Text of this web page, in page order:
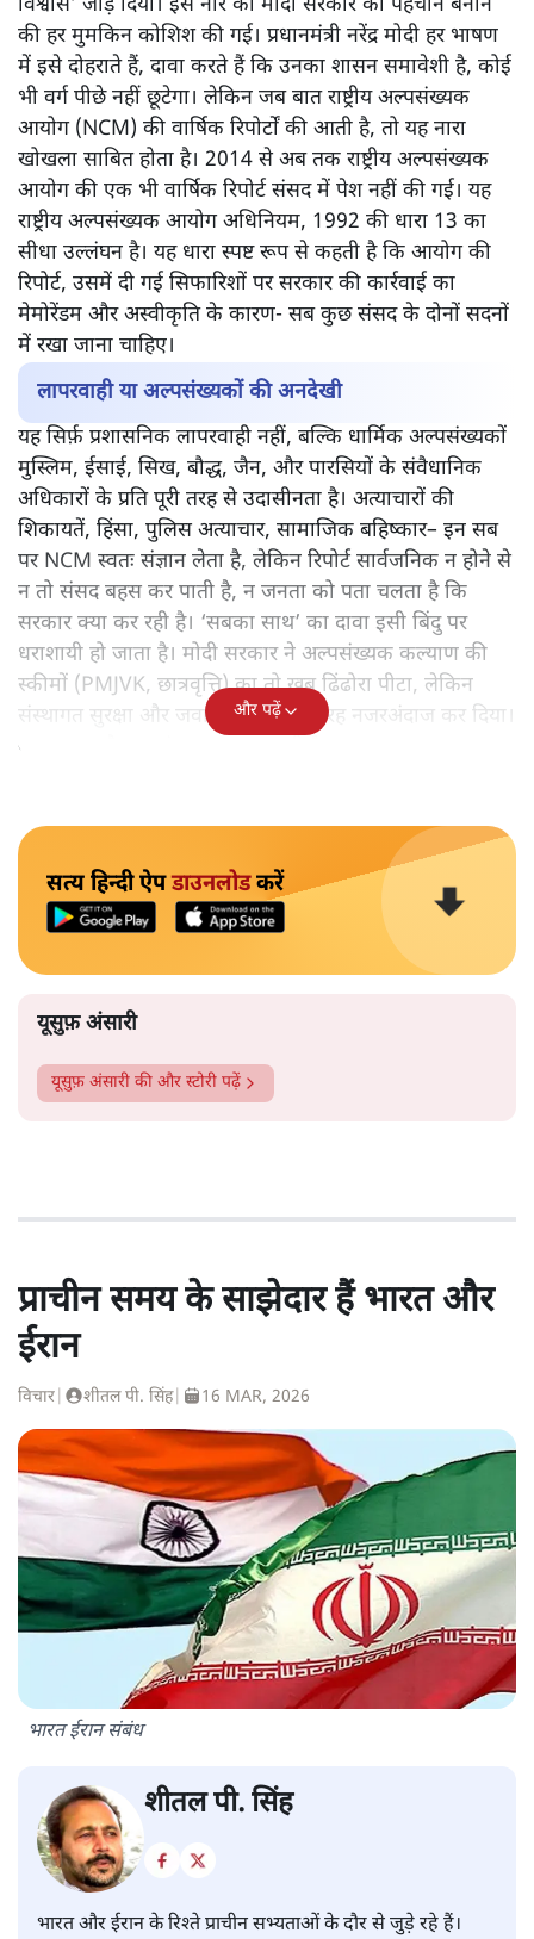
की हर मुमकिन कोशिश की गई। प्रधानमंत्री नरेंद्र मोदी हर भाषण
में इसे दोहराते हैं, दावा करते हैं कि उनका शासन समावेशी है, कोई
भी वर्ग पीछे नहीं छूटेगा। लेकिन जब बात राष्ट्रीय अल्पसंख्यक
आयोग (NCM) की वार्षिक रिपोर्टों की आती है, तो यह नारा
खोखला साबित होता है। 2014 से अब तक राष्ट्रीय अल्पसंख्यक
आयोग की एक भी वार्षिक रिपोर्ट संसद में पेश नहीं की गई। यह
राष्ट्रीय अल्पसंख्यक आयोग अधिनियम, 1992 की धारा 13 का
सीधा उल्लंघन है। यह धारा स्पष्ट रूप से कहती है कि आयोग की
रिपोर्ट, उसमें दी गई सिफारिशों पर सरकार की कार्रवाई का
मेमोरेंडम और अस्वीकृति के कारण- सब कुछ संसद के दोनों सदनों
में रखा जाना चाहिए।
लापरवाही या अल्पसंख्यकों की अनदेखी
यह सिर्फ़ प्रशासनिक लापरवाही नहीं, बल्कि धार्मिक अल्पसंख्यकों
मुस्लिम, ईसाई, सिख, बौद्ध, जैन, और पारसियों के संवैधानिक
अधिकारों के प्रति पूरी तरह से उदासीनता है। अत्याचारों की
शिकायतें, हिंसा, पुलिस अत्याचार, सामाजिक बहिष्कार– इन सब
पर NCM स्वतः संज्ञान लेता है, लेकिन रिपोर्ट सार्वजनिक न होने से
न तो संसद बहस कर पाती है, न जनता को पता चलता है कि
सरकार क्या कर रही है। ‘सबका साथ’ का दावा इसी बिंदु पर
धराशायी हो जाता है। मोदी सरकार ने अल्पसंख्यक कल्याण की
स्कीमों (PMJVK, छात्रवृत्ति) का तो खूब ढिंढोरा पीटा, लेकिन
संस्थागत सुरक्षा और जवाबदेही को पूरी तरह नजरअंदाज कर दिया।
यह कटघरा है – जहां सरकार खुद खड़ी है।
और पढ़ें
सत्य हिन्दी ऐपडाउनलोडकरें
यूसुफ़ अंसारी
यूसुफ़ अंसारी की और स्टोरी पढ़ें
प्राचीन समय के साझेदार हैं भारत और
ईरान
विचार शीतल पी. सिंह| 16 MAR, 2026
भारत ईरान संबंध
शीतल पी. सिंह
भारत और ईरान के रिश्ते प्राचीन सभ्यताओं के दौर से जुड़े रहे हैं।